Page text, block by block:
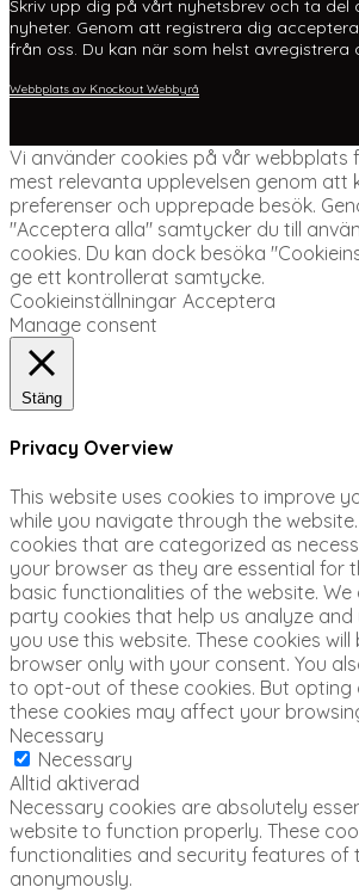
Skriv upp dig på vårt nyhetsbrev och ta del
nyheter. Genom att registrera dig
från oss. Du kan när som helst avregistrera
Webbplats av Knockout Webbyrå
Vi använder cookies på vår webbplats
mest relevanta upplevelsen genom att
preferenser och upprepade besök.
"Acceptera alla" samtycker du till
cookies. Du kan dock besöka
ge ett kontrollerat samtycke.
Cookieinställningar Acceptera
Manage consent
Stäng
Privacy Overview
This website uses cookies to improve
while you navigate through the
cookies that are categorized as
your browser as they are essential for
basic functionalities of the website. We
party cookies that help us analyze
you use this website. These cookies
browser only with your consent. You
to opt-out of these cookies. But
these cookies may affect your
Necessary
Necessary
Alltid aktiverad
Necessary cookies are absolutely
website to function properly. These
functionalities and security features of
anonymously.